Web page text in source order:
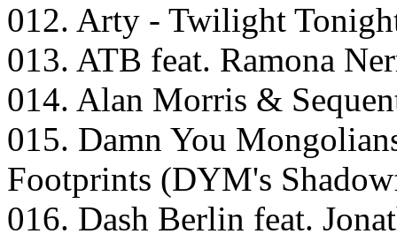
012. Arty - Twilight
013. ATB feat. Ramona
014. Alan Morris &
015. Damn You
Footprints (DYM's
016. Dash Berlin feat.